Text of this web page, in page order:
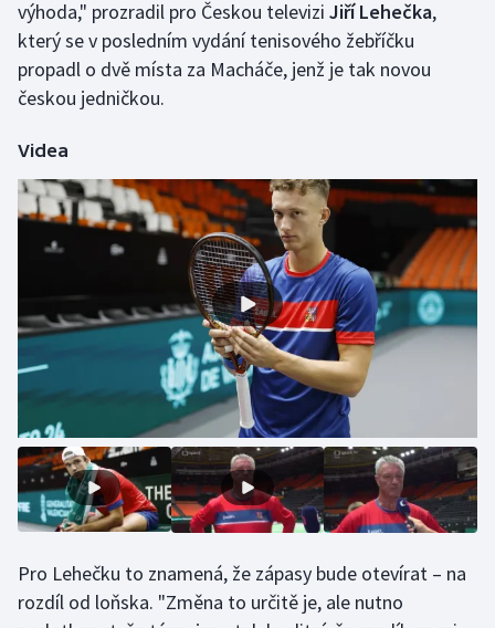
Moderní pětiboj
Motorsport
Parasport
Plavání
Plážový volejbal
Rychlobruslení
Rychlostní kanoistika
Short track
Stolní tenis
výhoda," prozradil pro Českou televizi Jiří Lehečka,
který se v posledním vydání tenisového žebříčku
propadl o dvě místa za Macháče, jenž je tak novou
českou jedničkou.
Videa
Pro Lehečku to znamená, že zápasy bude otevírat – na
rozdíl od loňska. "Změna to určitě je, ale nutno